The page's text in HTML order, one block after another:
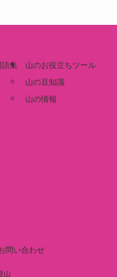
集
山のお役立ちツール
山の豆知識
山の情報
問い合わせ
山